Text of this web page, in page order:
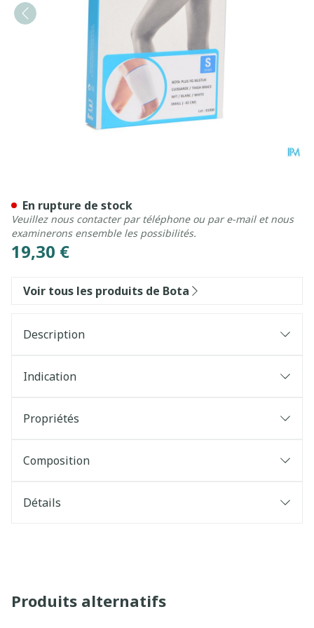
19,30 €
En rupture de stock
Veuillez nous contacter par téléphone ou par e-mail et nous
examinerons ensemble les possibilités.
Voir tous les produits de Bota
Description
Indication
Propriétés
Composition
Détails
Produits alternatifs